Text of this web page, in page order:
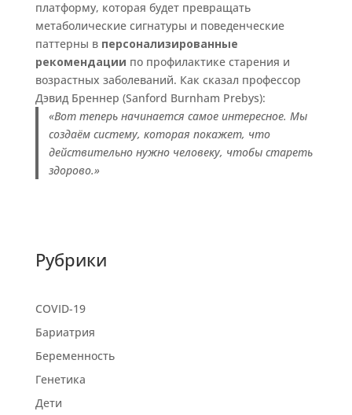
платформу, которая будет превращать
метаболические сигнатуры и поведенческие
паттерны в персонализированные
рекомендации по профилактике старения и
возрастных заболеваний. Как сказал профессор
Дэвид Бреннер (Sanford Burnham Prebys):
«Вот теперь начинается самое интересное. Мы
создаём систему, которая покажет, что
действительно нужно человеку, чтобы стареть
здорово.»
Рубрики
COVID-19
Бариатрия
Беременность
Генетика
Дети